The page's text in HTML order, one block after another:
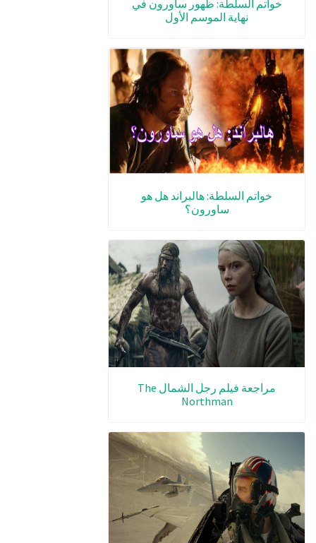
خواتم السلطة: ظهور ساورون في
نهاية الموسم الأول
خواتم السلطة: هالبراند هل هو
ساورون؟
مراجعة فيلم رجل الشمال The
Northman